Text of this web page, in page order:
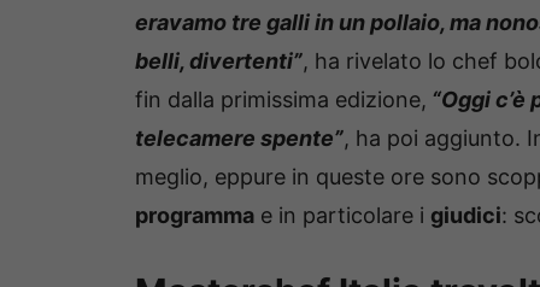
eravamo tre galli in un pollaio, ma
belli, divertenti”, ha rivelato lo chef
fin dalla primissima edizione, “Oggi
telecamere spente”, ha poi aggiunto.
meglio, eppure in queste ore sono
programma e in particolare i giudici: